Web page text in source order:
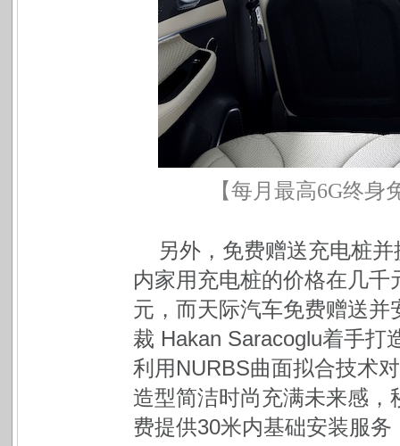
【每月最高6G终身
另外，免费赠送充电桩
内家用充电桩的价格在几
元，而天际汽车免费赠送
裁 Hakan Saracoglu着手打
利用NURBS曲面拟合技术
造型简洁时尚充满未来感
费提供30米内基础安装服